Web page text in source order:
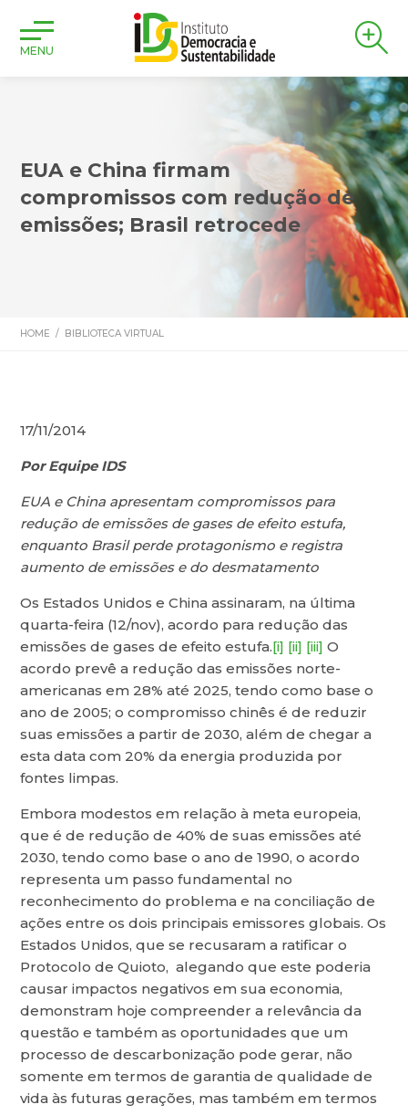
MENU
EUA e China firmam
compromissos com redução de
emissões; Brasil retrocede
HOME / BIBLIOTECA VIRTUAL
17/11/2014
Por Equipe IDS
EUA e China apresentam compromissos para
redução de emissões de gases de efeito estufa,
enquanto Brasil perde protagonismo e registra
aumento de emissões e do desmatamento
Os Estados Unidos e China assinaram, na última
quarta-feira (12/nov), acordo para redução das
emissões de gases de efeito estufa.[i] [ii] [iii] O
acordo prevê a redução das emissões norte-
americanas em 28% até 2025, tendo como base o
ano de 2005; o compromisso chinês é de reduzir
suas emissões a partir de 2030, além de chegar a
esta data com 20% da energia produzida por
fontes limpas.
Embora modestos em relação à meta europeia,
que é de redução de 40% de suas emissões até
2030, tendo como base o ano de 1990, o acordo
representa um passo fundamental no
reconhecimento do problema e na conciliação de
ações entre os dois principais emissores globais. Os
Estados Unidos, que se recusaram a ratificar o
Protocolo de Quioto, alegando que este poderia
causar impactos negativos em sua economia,
demonstram hoje compreender a relevância da
questão e também as oportunidades que um
processo de descarbonização pode gerar, não
somente em termos de garantia de qualidade de
vida às futuras gerações, mas também em termos